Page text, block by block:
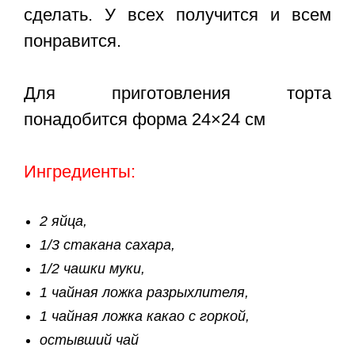
сделать. У всех получится и всем
понравится.
Для приготовления торта
понадобится форма 24×24 см
Ингредиенты:
2 яйца,
1/3 стакана сахара,
1/2 чашки муки,
1 чайная ложка разрыхлителя,
1 чайная ложка какао с горкой,
остывший чай